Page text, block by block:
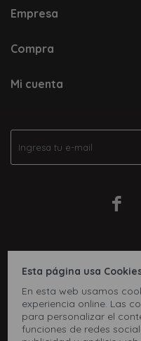
Esta página usa
En esta web usamos
experiencia online. Las
para personalizar el
funciones de redes

Empresa
Compra
Mi cuenta